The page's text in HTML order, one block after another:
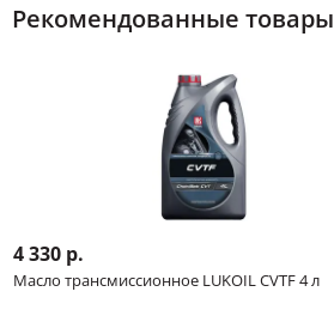
Рекомендованные товары
4 330 р.
Масло трансмиссионное LUKOIL CVTF 4 л